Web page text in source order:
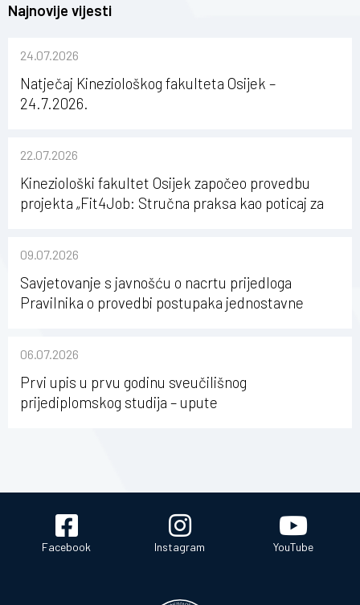
Najnovije vijesti
24.07.2026
Natječaj Kineziološkog fakulteta Osijek –
24.7.2026.
22.07.2026
Kineziološki fakultet Osijek započeo provedbu
projekta „Fit4Job: Stručna praksa kao poticaj za
09.07.2026
Savjetovanje s javnošću o nacrtu prijedloga
Pravilnika o provedbi postupaka jednostavne
Osijeku
06.07.2026
Prvi upis u prvu godinu sveučilišnog
prijediplomskog studija – upute
Facebook Instagram YouTube